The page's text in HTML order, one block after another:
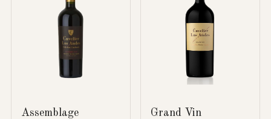
Assemblage
Grand Vin